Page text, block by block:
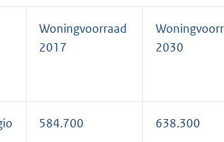
Woningvoorraad
2017
2030
584.700 638.300